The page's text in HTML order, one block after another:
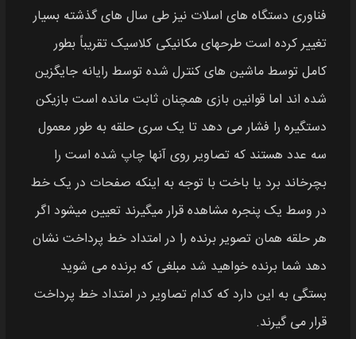
فناوری دستگاه‌ های اسلات نیز طی سال‌ های گذشته بسیار
تغییر کرده است طرحهای مکانیکی کلاسیک تقریباً بطور
کامل توسط ماشین‌ های کنترل شده توسط رایانه جایگزین
شده‌ اند اما قوانین بازی همچنان ثابت مانده است بازیکن
دستگیره را فشار می‌ دهد تا یک سری حلقه به طور معمول
سه عدد هستند که تصاویر روی آنها چاپ شده است را
بچرخاند برد یا باخت با توجه به اینکه صفحات در یک خط
در وسط یک پنجره مشاهده قرار میگیرند تعیین میشود اگر
هر حلقه همان تصویر برنده را در امتداد خط پرداخت نشان
دهد شما برنده خواهید شد مبلغی که برنده می‌ شوید
بستگی به این دارد که کدام تصاویر در امتداد خط پرداخت
قرار می‌ گیرند.